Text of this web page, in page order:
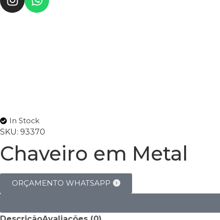
In Stock
SKU: 93370
Chaveiro em Metal
ORÇAMENTO WHATSAPP